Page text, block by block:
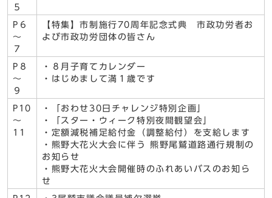
５
P６
～
７
【特集】市制施行70周年記念式典 市政功労者お
よび市政功労団体の皆さん
P８
～
９
・８月子育てカレンダー
・はじめまして満１歳です
P10
～
11
・「おわせ30日チャレンジ特別企画」
・「スター・ウィーク特別夜間観望会」
・定額減税補足給付金（調整給付）を支給します
・熊野大花火大会に伴う 熊野尾鷲道路通行規制の
お知らせ
・熊野大花火大会開催時のふれあいバスのお知ら
せ